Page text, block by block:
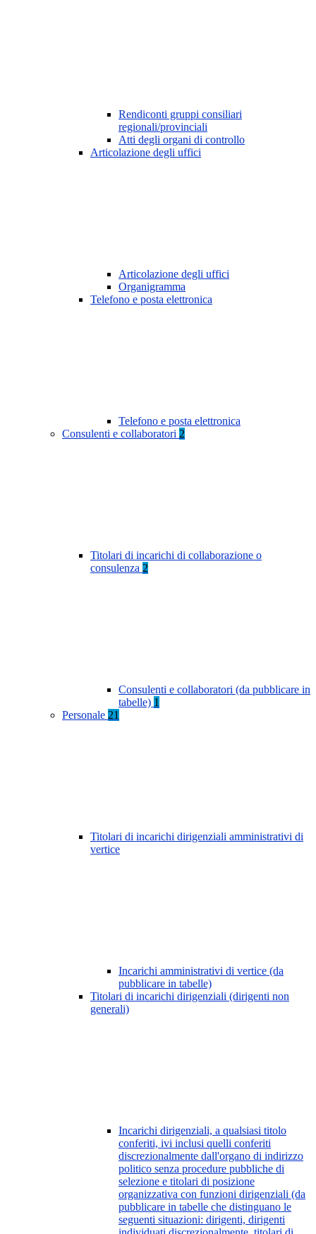
Rendiconti gruppi consiliari
regionali/provinciali
Atti degli organi di controllo
Articolazione degli uffici
Articolazione degli uffici
Organigramma
Telefono e posta elettronica
Telefono e posta elettronica
Consulenti e collaboratori 2
Titolari di incarichi di collaborazione o
consulenza 2
Consulenti e collaboratori (da pubblicare in
tabelle) 1
Personale 21
Titolari di incarichi dirigenziali amministrativi di
vertice
Incarichi amministrativi di vertice (da
pubblicare in tabelle)
Titolari di incarichi dirigenziali (dirigenti non
generali)
Incarichi dirigenziali, a qualsiasi titolo
conferiti, ivi inclusi quelli conferiti
discrezionalmente dall'organo di indirizzo
politico senza procedure pubbliche di
selezione e titolari di posizione
organizzativa con funzioni dirigenziali (da
pubblicare in tabelle che distinguano le
seguenti situazioni: dirigenti, dirigenti